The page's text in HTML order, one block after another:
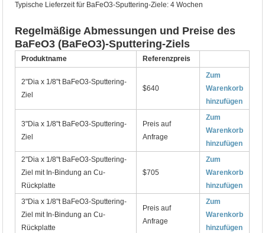
Typische Lieferzeit für BaFeO3-Sputtering-Ziele: 4 Wochen
Regelmäßige Abmessungen und Preise des
BaFeO3 (BaFeO3)-Sputtering-Ziels
Produktname Referenzpreis
2"Dia x 1/8"t BaFeO3-Sputtering-
Ziel
$640
Zum
Warenkorb
hinzufügen
3"Dia x 1/8"t BaFeO3-Sputtering-
Ziel
Preis auf
Anfrage
Zum
Warenkorb
hinzufügen
2"Dia x 1/8"t BaFeO3-Sputtering-
Ziel mit In-Bindung an Cu-
Rückplatte
$705
Zum
Warenkorb
hinzufügen
3"Dia x 1/8"t BaFeO3-Sputtering-
Ziel mit In-Bindung an Cu-
Rückplatte
Preis auf
Anfrage
Zum
Warenkorb
hinzufügen